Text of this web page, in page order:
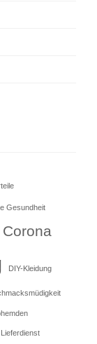
Gesundheit
Corona
DIY-Kleidung
Lieferdienst